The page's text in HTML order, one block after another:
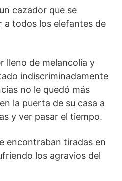
cazador que se
a todos los elefantes de
lleno de melancolía y
indiscriminadamente
no le quedó más
la puerta de su casa a
y ver pasar el tiempo.
encontraban tiradas en
los agravios del